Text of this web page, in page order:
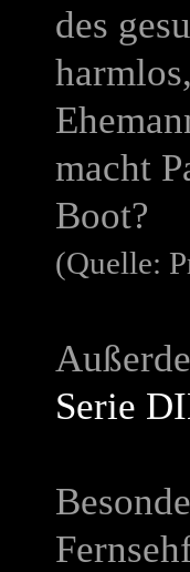
des
macht
Boot?
(Quelle:
Serie